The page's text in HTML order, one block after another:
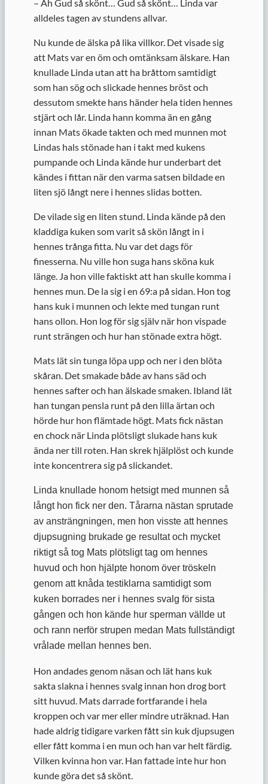
– Åh Gud så skönt… Gud så skönt… Linda var
alldeles tagen av stundens allvar.
Nu kunde de älska på lika villkor. Det visade sig
att Mats var en öm och omtänksam älskare. Han
knullade Linda utan att ha bråttom samtidigt
som han sög och slickade hennes bröst och
dessutom smekte hans händer hela tiden hennes
stjärt och lår. Linda hann komma än en gång
innan Mats ökade takten och med munnen mot
Lindas hals stönade han i takt med kukens
pumpande och Linda kände hur underbart det
kändes i fittan när den varma satsen bildade en
liten sjö långt nere i hennes slidas botten.
De vilade sig en liten stund. Linda kände på den
kladdiga kuken som varit så skön långt in i
hennes trånga fitta. Nu var det dags för
finesserna. Nu ville hon suga hans sköna kuk
länge. Ja hon ville faktiskt att han skulle komma i
hennes mun. De la sig i en 69:a på sidan. Hon tog
hans kuk i munnen och lekte med tungan runt
hans ollon. Hon log för sig själv när hon vispade
runt strängen och hur han stönade extra högt.
Mats lät sin tunga löpa upp och ner i den blöta
skåran. Det smakade både av hans säd och
hennes safter och han älskade smaken. Ibland lät
han tungan pensla runt på den lilla ärtan och
hörde hur hon flämtade högt. Mats fick nästan
en chock när Linda plötsligt slukade hans kuk
ända ner till roten. Han skrek hjälplöst och kunde
inte koncentrera sig på slickandet.
Linda knullade honom hetsigt med munnen så
långt hon fick ner den. Tårarna nästan sprutade
av ansträngningen, men hon visste att hennes
djupsugning brukade ge resultat och mycket
riktigt så tog Mats plötsligt tag om hennes
huvud och hon hjälpte honom över tröskeln
genom att knåda testiklarna samtidigt som
kuken borrades ner i hennes svalg för sista
gången och hon kände hur sperman vällde ut
och rann nerför strupen medan Mats fullständigt
vrålade mellan hennes ben.
Hon andades genom näsan och lät hans kuk
sakta slakna i hennes svalg innan hon drog bort
sitt huvud. Mats darrade fortfarande i hela
kroppen och var mer eller mindre uträknad. Han
hade aldrig tidigare varken fått sin kuk djupsugen
eller fått komma i en mun och han var helt färdig.
Vilken kvinna hon var. Han fattade inte hur hon
kunde göra det så skönt.